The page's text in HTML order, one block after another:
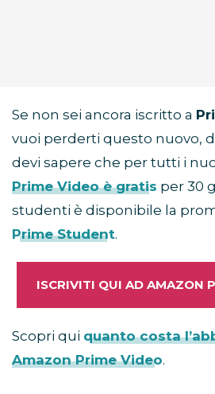
Se non sei ancora iscritto a
vuoi perderti questo nuovo,
devi sapere che per tutti i
Prime Video è gratis per 30
studenti è disponibile la
Prime Student.
ISCRIVITI QUI AD AMAZON
Scopri qui quanto costa
Amazon Prime Video.